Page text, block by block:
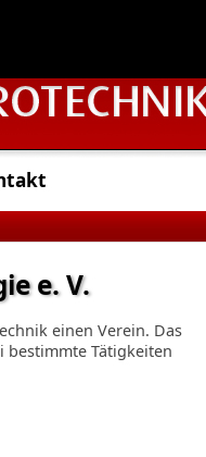
e. V.
einen Verein. Das
Tätigkeiten